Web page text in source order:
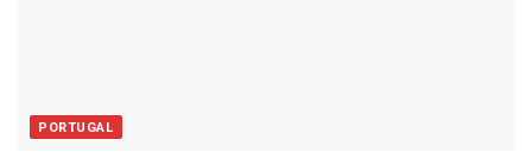
PORTUGAL